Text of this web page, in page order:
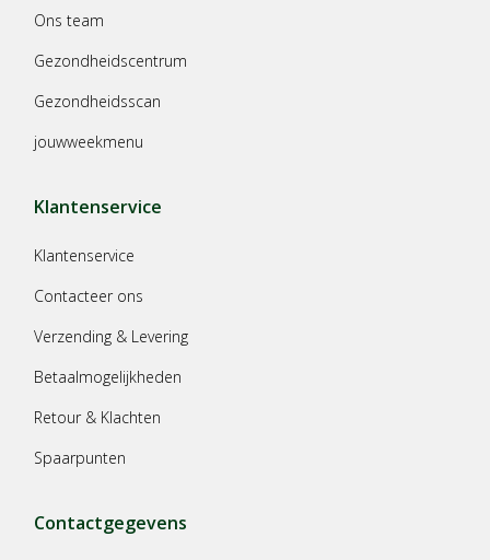
Ons team
Gezondheidscentrum
Gezondheidsscan
jouwweekmenu
Klantenservice
Klantenservice
Contacteer ons
Verzending & Levering
Betaalmogelijkheden
Retour & Klachten
Spaarpunten
Contactgegevens